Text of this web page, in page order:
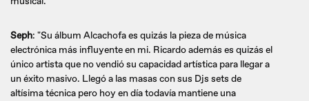
Seph: "Su álbum Alcachofa es quizás la pieza de música
electrónica más influyente en mi. Ricardo además es quizás el
único artista que no vendió su capacidad artística para llegar a
un éxito masivo. Llegó a las masas con sus Djs sets de
altísima técnica pero hoy en día todavía mantiene una